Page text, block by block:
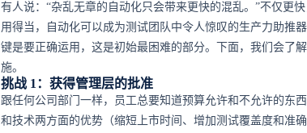
有人说：“杂乱无章的自动化只会带来更快的混乱。”不仅更
用得当，自动化可以成为测试团队中令人惊叹的生产力助推
键是要正确运用，这是初始最困难的部分。下面，我们会了
施。
挑战 1：获得管理层的批准
跟任何公司部门一样，员工总要知道预算允许和不允许的东
和技术两方面的优势（缩短上市时间、增加测试覆盖度和准